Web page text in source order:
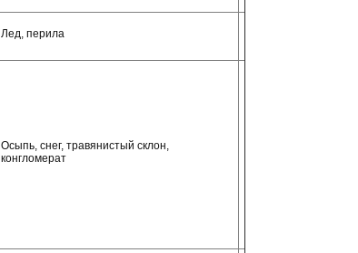
Лед, перила
Осыпь, снег, травянистый склон,
конгломерат